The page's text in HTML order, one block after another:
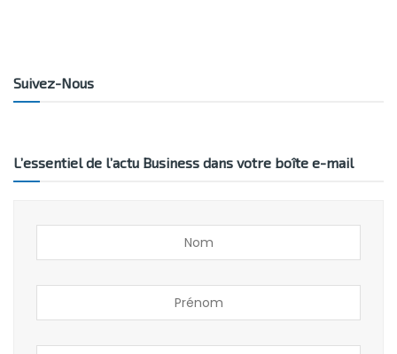
Suivez-Nous
L’essentiel de l’actu Business dans votre boîte e-mail